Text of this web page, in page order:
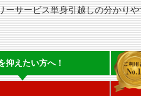
ーサービス単身引越しの分かり
抑えたい方へ！